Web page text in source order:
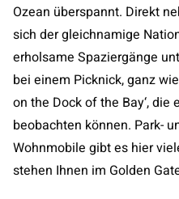
Ozean überspannt. Direkt
sich der gleichnamige
erholsame Spaziergänge
bei einem Picknick, ganz
on the Dock of the Bay‘,
beobachten können. Park-
Wohnmobile gibt es hier
stehen Ihnen im Golden